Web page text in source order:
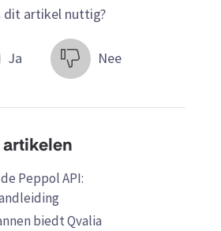
dit artikel nuttig?
Ja Nee
artikelen
Peppol API:
biedt Qvalia